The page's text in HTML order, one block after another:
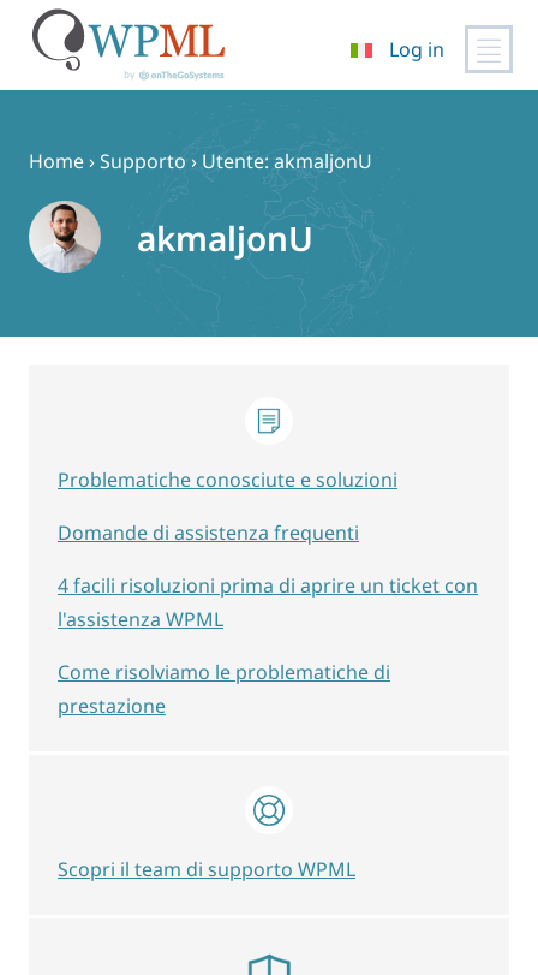
contenuto
Log in
Home›Supporto › Utente: akmaljonU
akmaljonU
Problematiche conosciute e soluzioni
Domande di assistenza frequenti
4 facili risoluzioni prima di aprire un ticket con
l'assistenza WPML
Come risolviamo le problematiche di
prestazione
Scopri il team di supporto WPML